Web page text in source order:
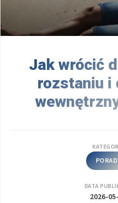
Jak wrócić
rozstaniu i
DATA
2026-